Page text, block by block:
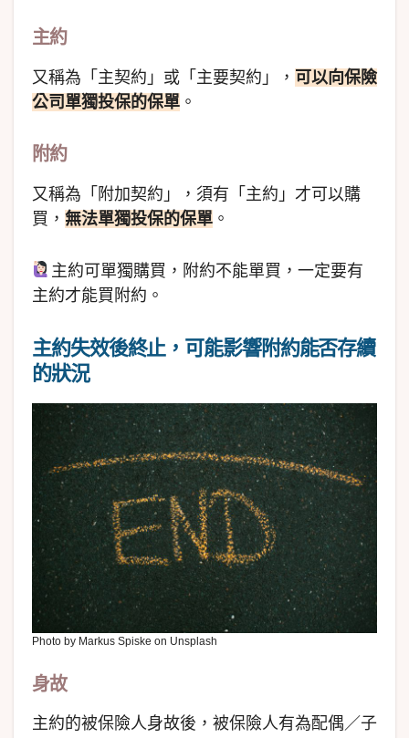
主約
又稱為「主契約」或「主要契約」， 可以向保險
公司單獨投保的保單 。
附約
又稱為「附加契約」，須有「主約」才可以購
買， 無法單獨投保的保單 。
主約可單獨購買，附約不能單買，一定要有
主約才能買附約。
主約失效後終止，可能影響附約能否存續
的狀況
Photo by Markus Spiske on Unsplash
身故
主約的被保險人身故後，被保險人有為配偶／子